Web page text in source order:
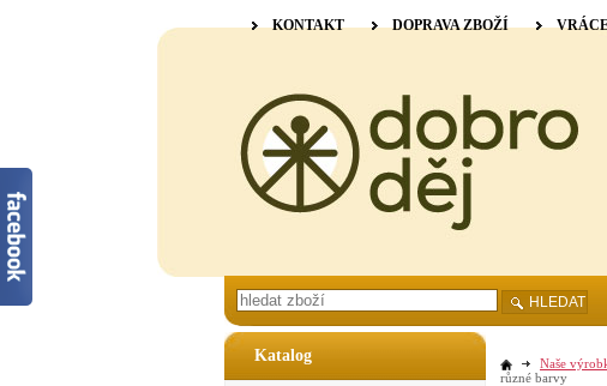
Katalog Naše
různé barvy
KONTAKT DOPRAVA ZBOŽÍ
HLEDAT